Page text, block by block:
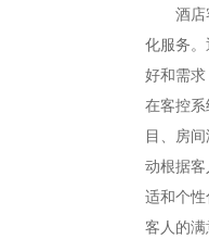
酒店客
化服务
好和需
在客控
目、房
动根据
适和个
客人的满